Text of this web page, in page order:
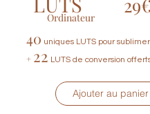
29€
Ordinateur
40 uniques LUTS pour
+ 22 LUTS de conversion
Ajouter au panier